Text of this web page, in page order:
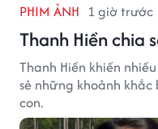
PHIM ẢNH 1 giờ trước
Thanh Hiền chia
Thanh Hiền khiến
sẻ những khoảnh
con.